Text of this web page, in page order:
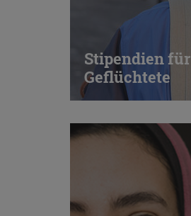
Stipendien für
Geflüchtete